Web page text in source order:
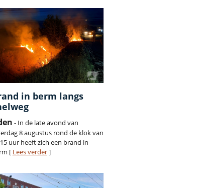
in berm langs
- In de late avond van
8 augustus rond de klok van
uur heeft zich een brand in
[ Lees verder]